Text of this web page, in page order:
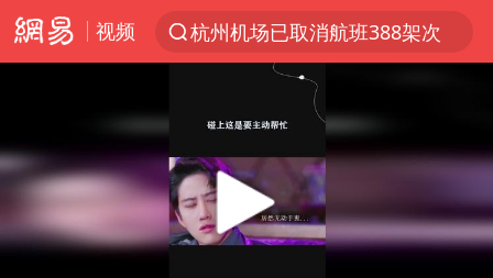
视频
杭州机场已取消航班388架次
白海豚将给京津冀带来大暴雨
《披荆斩棘2026》阵容官宣
国足U17与阿森纳决赛取消 并列冠军
女子发现前夫婚内与第三者育子